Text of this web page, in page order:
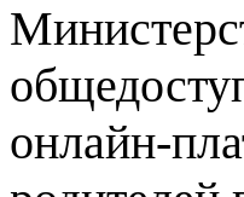
онлайн-